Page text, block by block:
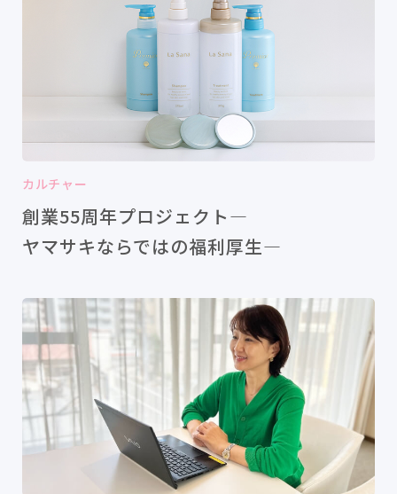
カルチャー
創業55周年プロジェクト―
ヤマサキならではの福利厚生―